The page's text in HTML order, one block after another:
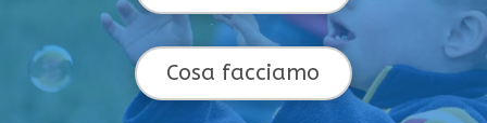
Cosa facciamo